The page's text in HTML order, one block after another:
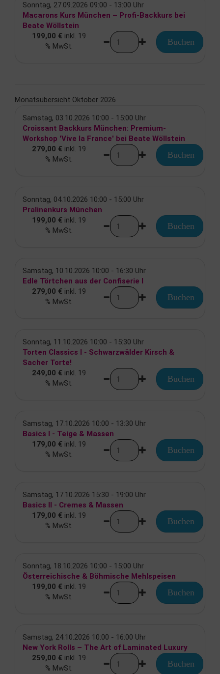
Sonntag, 27.09.2026 09:00 - 13:00 Uhr
Macarons Kurs München – Profi-Backkurs bei
Beate Wöllstein
199,00 € inkl. 19
% MwSt.
Buchen
Monatsübersicht Oktober 2026
Samstag, 03.10.2026 10:00 - 15:00 Uhr
Croissant Backkurs München: Premium-
Workshop 'Vive la France' bei Beate Wöllstein
279,00 € inkl. 19
% MwSt.
Buchen
Sonntag, 04.10.2026 10:00 - 15:00 Uhr
Pralinenkurs München
199,00 € inkl. 19
% MwSt.
Buchen
Samstag, 10.10.2026 10:00 - 16:30 Uhr
Edle Törtchen aus der Confiserie I
279,00 € inkl. 19
% MwSt.
Buchen
Sonntag, 11.10.2026 10:00 - 15:30 Uhr
Torten Classics I - Schwarzwälder Kirsch &
Sacher Torte!
249,00 € inkl. 19
% MwSt.
Buchen
Samstag, 17.10.2026 10:00 - 13:30 Uhr
Basics I - Teige & Massen
179,00 € inkl. 19
% MwSt.
Buchen
Samstag, 17.10.2026 15:30 - 19:00 Uhr
Basics II - Cremes & Massen
179,00 € inkl. 19
% MwSt.
Buchen
Sonntag, 18.10.2026 10:00 - 15:00 Uhr
Österreichische & Böhmische Mehlspeisen
199,00 € inkl. 19
% MwSt.
Buchen
Samstag, 24.10.2026 10:00 - 16:00 Uhr
New York Rolls – The Art of Laminated Luxury
259,00 € inkl. 19
% MwSt.
Buchen